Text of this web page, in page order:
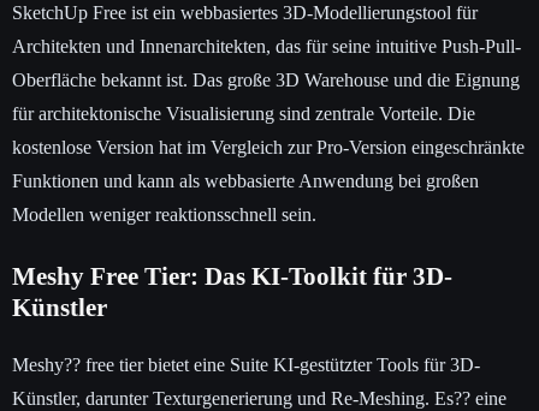
SketchUp Free ist ein webbasiertes 3D-Modellierungstool für
Architekten und Innenarchitekten, das für seine intuitive Push-Pull-
Oberfläche bekannt ist. Das große 3D Warehouse und die Eignung
für architektonische Visualisierung sind zentrale Vorteile. Die
kostenlose Version hat im Vergleich zur Pro-Version eingeschränkte
Funktionen und kann als webbasierte Anwendung bei großen
Modellen weniger reaktionsschnell sein.
Meshy Free Tier: Das KI-Toolkit für 3D-
Künstler
Meshy?? free tier bietet eine Suite KI-gestützter Tools für 3D-
Künstler, darunter Texturgenerierung und Re-Meshing. Es?? eine